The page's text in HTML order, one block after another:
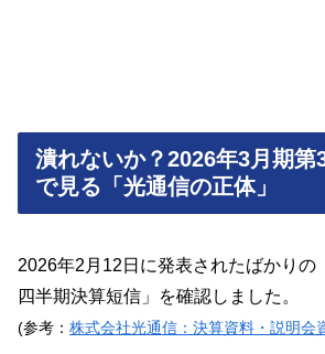
潰れないか？2026年3月期第
で見る「光通信の正体」
2026年2月12日に発表されたばかりの
四半期決算短信」を確認しました。
(参考： 株式会社光通信：決算資料・説明会